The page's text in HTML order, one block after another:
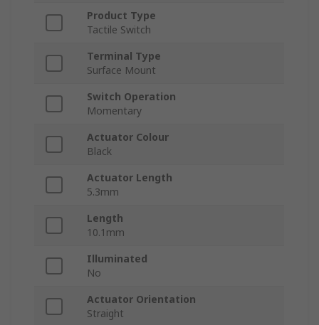
Product Type
Tactile Switch
Terminal Type
Surface Mount
Switch Operation
Momentary
Actuator Colour
Black
Actuator Length
5.3mm
Length
10.1mm
Illuminated
No
Actuator Orientation
Straight